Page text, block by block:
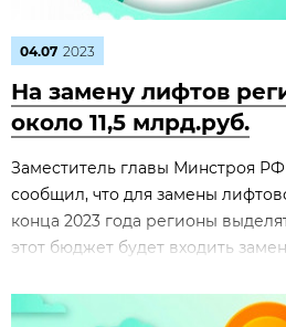
04.07 2023
На замену лифтов
около 11,5 млрд.руб.
Заместитель главы Минстроя
сообщил, что для замены
конца 2023 года регионы
этот бюджет будет входить